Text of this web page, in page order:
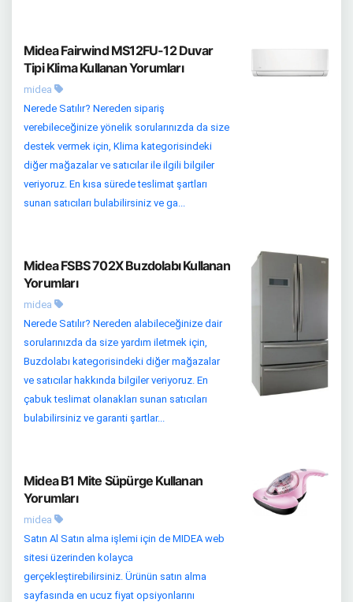
Midea Fairwind MS12FU-12 Duvar
Tipi Klima Kullanan Yorumları
midea
Nerede Satılır? Nereden sipariş
verebileceğinize yönelik sorularınızda da size
destek vermek için, Klima kategorisindeki
diğer mağazalar ve satıcılar ile ilgili bilgiler
veriyoruz. En kısa sürede teslimat şartları
sunan satıcıları bulabilirsiniz ve ga...
Midea FSBS 702X Buzdolabı Kullanan
Yorumları
midea
Nerede Satılır? Nereden alabileceğinize dair
sorularınızda da size yardım iletmek için,
Buzdolabı kategorisindeki diğer mağazalar
ve satıcılar hakkında bilgiler veriyoruz. En
çabuk teslimat olanakları sunan satıcıları
bulabilirsiniz ve garanti şartlar...
Midea B1 Mite Süpürge Kullanan
Yorumları
midea
Satın Al Satın alma işlemi için de MIDEA web
sitesi üzerinden kolayca
gerçekleştirebilirsiniz. Ürünün satın alma
sayfasında en ucuz fiyat opsiyonlarını